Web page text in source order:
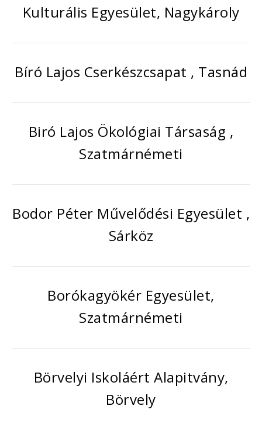
Kulturális Egyesület, Nagykároly
Bíró Lajos Cserkészcsapat , Tasnád
Biró Lajos Ökológiai Társaság ,
Szatmárnémeti
Bodor Péter Művelődési Egyesület ,
Sárköz
Borókagyökér Egyesület,
Szatmárnémeti
Börvelyi Iskoláért Alapitvány,
Börvely